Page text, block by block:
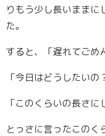
りもう少し長いままに
た。
すると、「遅れてごめ
「今日はどうしたいの
「このくらいの長さに
とっさに言ったこのく